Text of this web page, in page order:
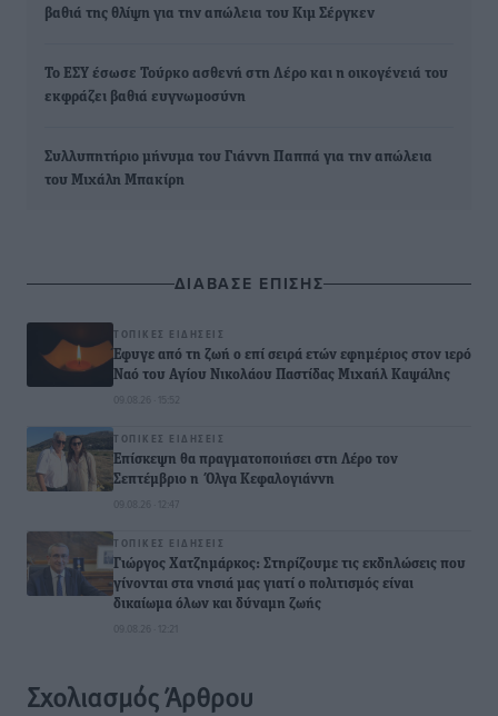
βαθιά της θλίψη για την απώλεια του Κιμ Σέργκεν
Το ΕΣΥ έσωσε Τούρκο ασθενή στη Λέρο και η οικογένειά του
εκφράζει βαθιά ευγνωμοσύνη
Συλλυπητήριο μήνυμα του Γιάννη Παππά για την απώλεια
του Μιχάλη Μπακίρη
ΔΙΑΒΑΣΕ ΕΠΙΣΗΣ
ΤΟΠΙΚΈΣ ΕΙΔΉΣΕΙΣ
Έφυγε από τη ζωή ο επί σειρά ετών εφημέριος στον ιερό
Ναό του Αγίου Νικολάου Παστίδας Μιχαήλ Καψάλης
09.08.26 · 15:52
ΤΟΠΙΚΈΣ ΕΙΔΉΣΕΙΣ
Επίσκεψη θα πραγματοποιήσει στη Λέρο τον
Σεπτέμβριο η Όλγα Κεφαλογιάννη
09.08.26 · 12:47
ΤΟΠΙΚΈΣ ΕΙΔΉΣΕΙΣ
Γιώργος Χατζημάρκος: Στηρίζουμε τις εκδηλώσεις που
γίνονται στα νησιά μας γιατί ο πολιτισμός είναι
δικαίωμα όλων και δύναμη ζωής
09.08.26 · 12:21
Σχολιασμός Άρθρου